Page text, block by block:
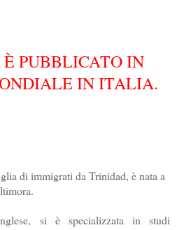
PUBBLICATO IN
IN ITALIA.
di immigrati da Trinidad, è nata a
si è specializzata in studi